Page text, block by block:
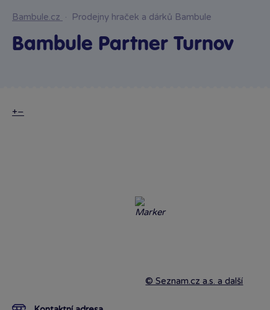
Baby Značky
Bambule.cz · Prodejny hraček a dárků Bambule
Bambule Partner Turnov
+−
© Seznam.cz a.s. a další